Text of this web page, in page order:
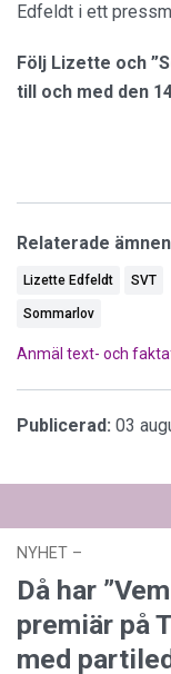
Edfeldt i ett
Följ Lizette och
till och med den
Relaterade
Lizette Edfeldt SVT
Sommarlov
Anmäl text- och
Publicerad: 03
NYHET –
Då har
premiär på
med